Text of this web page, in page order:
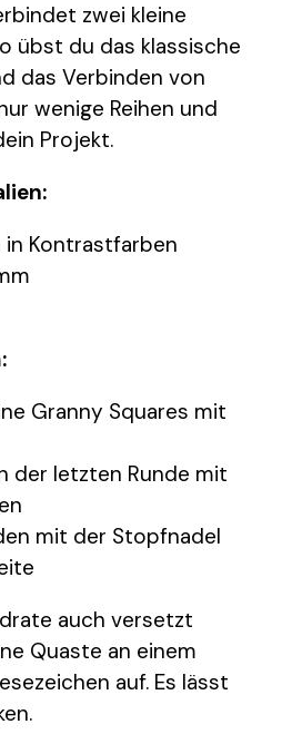
zwei kleine
übst du das klassische
das Verbinden von
wenige Reihen und
Projekt.
in Kontrastfarben
Granny Squares mit
der letzten Runde mit
mit der Stopfnadel
auch versetzt
Quaste an einem
auf. Es lässt